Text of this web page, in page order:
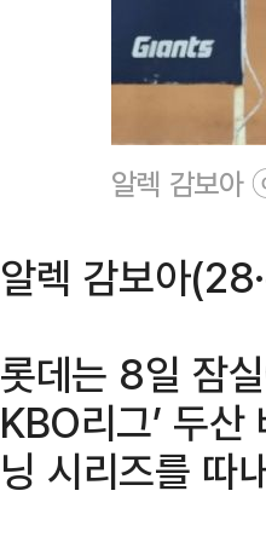
알렉 감보아
알렉 감보아
롯데는 8일 잠
KBO리그’ 두
닝 시리즈를